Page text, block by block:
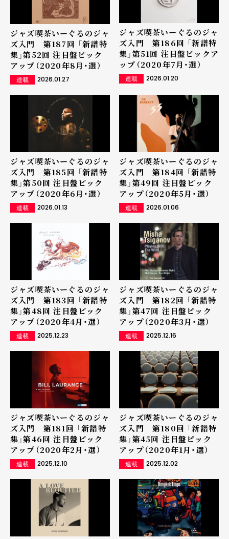
ジャズ喫茶いーぐるのジャ
ズ入門 第187回 「新譜特
集」第52回 注目盤ピック
アップ（2020年8月・選）
連載 2026.01.27
ジャズ喫茶いーぐるのジャ
ズ入門 第186回 「新譜特
集」第51回 注目盤ピックア
ップ（2020年7月・選）
連載 2026.01.20
ジャズ喫茶いーぐるのジャ
ズ入門 第185回 「新譜特
集」第50回 注目盤ピック
アップ（2020年6月・選）
連載 2026.01.13
ジャズ喫茶いーぐるのジャ
ズ入門 第184回 「新譜特
集」第49回 注目盤ピック
アップ（2020年5月・選）
連載 2026.01.06
ジャズ喫茶いーぐるのジャ
ズ入門 第183回 「新譜特
集」第48回 注目盤ピック
アップ（2020年4月・選）
連載 2025.12.23
ジャズ喫茶いーぐるのジャ
ズ入門 第182回 「新譜特
集」第47回 注目盤ピック
アップ（2020年3月・選）
連載 2025.12.16
ジャズ喫茶いーぐるのジャ
ズ入門 第181回 「新譜特
集」第46回 注目盤ピック
アップ（2020年2月・選）
連載 2025.12.10
ジャズ喫茶いーぐるのジャ
ズ入門 第180回 「新譜特
集」第45回 注目盤ピック
アップ（2020年1月・選）
連載 2025.12.02